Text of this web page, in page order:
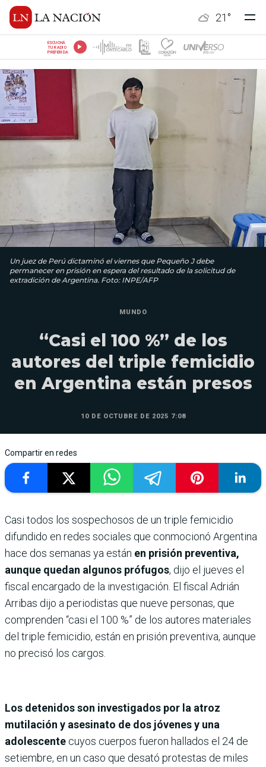
21 °
ESCUCHÁ
TU RADIO
PREFERIDA
Un juez de Perú dictaminó el viernes que Pequeño J debe
permanecer en prisión en espera del resultado de la solicitud de
extradición de Argentina. Foto: INPE/AFP
MUNDO
“Casi el 100 %” de los
autores del triple femicidio
en Argentina están presos
10 DE OCTUBRE DE 2025 7:08
Compartir en redes
Casi todos los sospechosos de un triple femicidio
difundido en redes sociales que conmocionó Argentina
hace dos semanas ya están en prisión preventiva,
aunque quedan algunos prófugos, dijo el jueves el
fiscal encargado de la investigación. El fiscal Adrián
Arribas dijo a periodistas que nueve personas, que
comprenden “casi el 100 %” de los autores materiales
del triple femicidio, están en prisión preventiva, aunque
no precisó los cargos.
Los detenidos son investigados por la atroz
mutilación y asesinato de dos jóvenes y una
adolescente cuyos cuerpos fueron hallados el 24 de
setiembre, en un caso que desató protestas de miles